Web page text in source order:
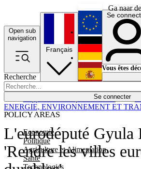
Ga naar
Open sub
navigation
Recherche
Se connecter
POLICY AREAS
Economie
Politique
Agriculture et Alimentation
Santé
Technologies
Économie
Français
English
Deutsch
Español
Se
Vous êtes
L'eurodéputé Gyula
'Rendre les villes
ENERGIE, ENVIRONNEMENT ET